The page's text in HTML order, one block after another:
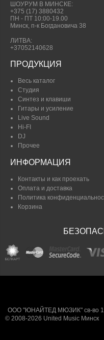
ШОУРУМ В МИНСКЕ:
+375 (17) 3880432
ПН - ПТ 10:00-19.00
Минск, п-к Богдановича 38
ЛИТВА:
+37052140628
ПРОДУКЦИЯ
Весь каталог
Студия
Синтез и клавиши
Гитары и усиление
Live Sound
Hi-FI
DJ
Прочее
ИНФОРМАЦИЯ
Контакты и как проехать
Оплата и доставка
Политика
Корзина
ООО "ЮНАЙТЕД МЮЗИК" св-во
© 2008-2026 United Music Минск